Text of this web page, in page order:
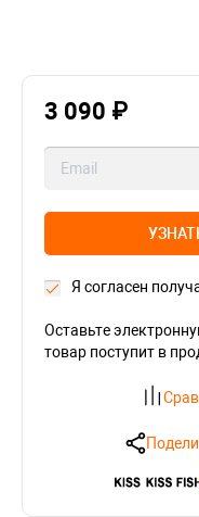
3 090 ₽
Я согласен
Оставьте
товар поступит в